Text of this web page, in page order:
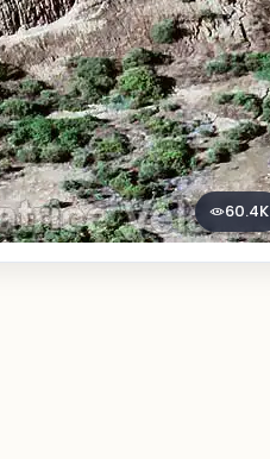
60.4K